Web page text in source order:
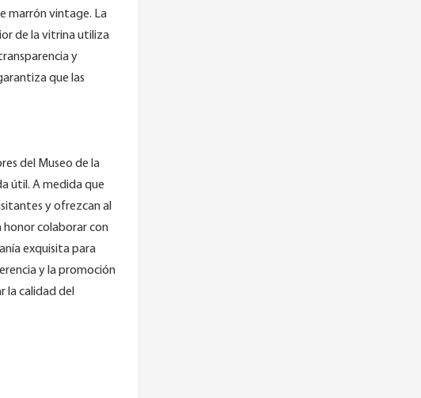
marrón vintage. La
de la vitrina utiliza
y
que las
del Museo de la
útil. A medida que
y ofrezcan al
honor colaborar con
exquisita para
y la promoción
la calidad del